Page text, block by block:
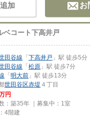
加 お
ベコート下高井戸
田谷線 「下高井戸 」駅 徒歩5分
田谷線 「松原 」駅 徒歩7分
「明大前 」駅 徒歩13分
世田谷区赤堤 ４丁目
円
：築35年 ｜募集中： 1室
4階建